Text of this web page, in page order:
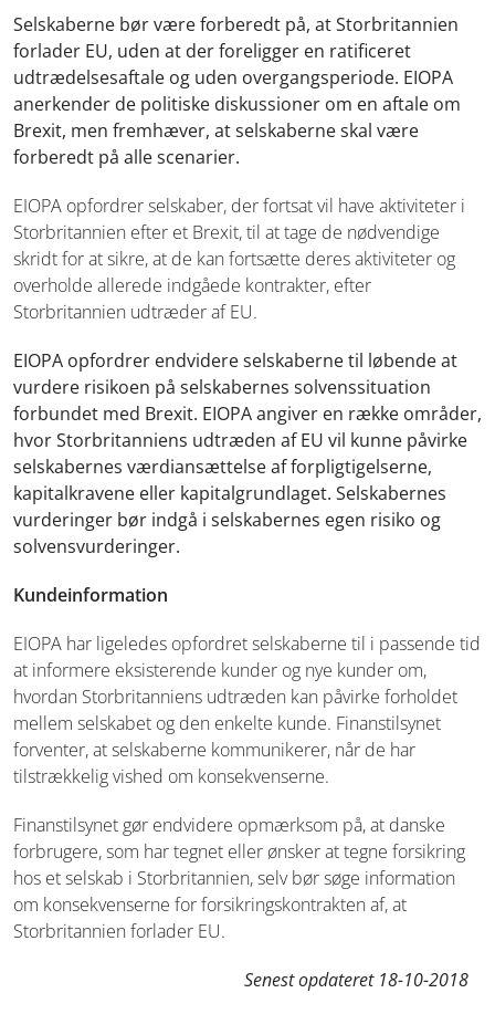
Selskaberne bør være forberedt på, at Storbritannien
forlader EU, uden at der foreligger en ratificeret
udtrædelsesaftale og uden overgangsperiode. EIOPA
anerkender de politiske diskussioner om en aftale om
Brexit, men fremhæver, at selskaberne skal være
forberedt på alle scenarier.
EIOPA opfordrer selskaber, der fortsat vil have aktiviteter i
Storbritannien efter et Brexit, til at tage de nødvendige
skridt for at sikre, at de kan fortsætte deres aktiviteter og
overholde allerede indgåede kontrakter, efter
Storbritannien udtræder af EU.
EIOPA opfordrer endvidere selskaberne til løbende at
vurdere risikoen på selskabernes solvenssituation
forbundet med Brexit. EIOPA angiver en række områder,
hvor Storbritanniens udtræden af EU vil kunne påvirke
selskabernes værdiansættelse af forpligtigelserne,
kapitalkravene eller kapitalgrundlaget. Selskabernes
vurderinger bør indgå i selskabernes egen risiko og
solvensvurderinger.
Kundeinformation
EIOPA har ligeledes opfordret selskaberne til i passende tid
at informere eksisterende kunder og nye kunder om,
hvordan Storbritanniens udtræden kan påvirke forholdet
mellem selskabet og den enkelte kunde. Finanstilsynet
forventer, at selskaberne kommunikerer, når de har
tilstrækkelig vished om konsekvenserne.
Finanstilsynet gør endvidere opmærksom på, at danske
forbrugere, som har tegnet eller ønsker at tegne forsikring
hos et selskab i Storbritannien, selv bør søge information
om konsekvenserne for forsikringskontrakten af, at
Storbritannien forlader EU.
Senest opdateret 18-10-2018